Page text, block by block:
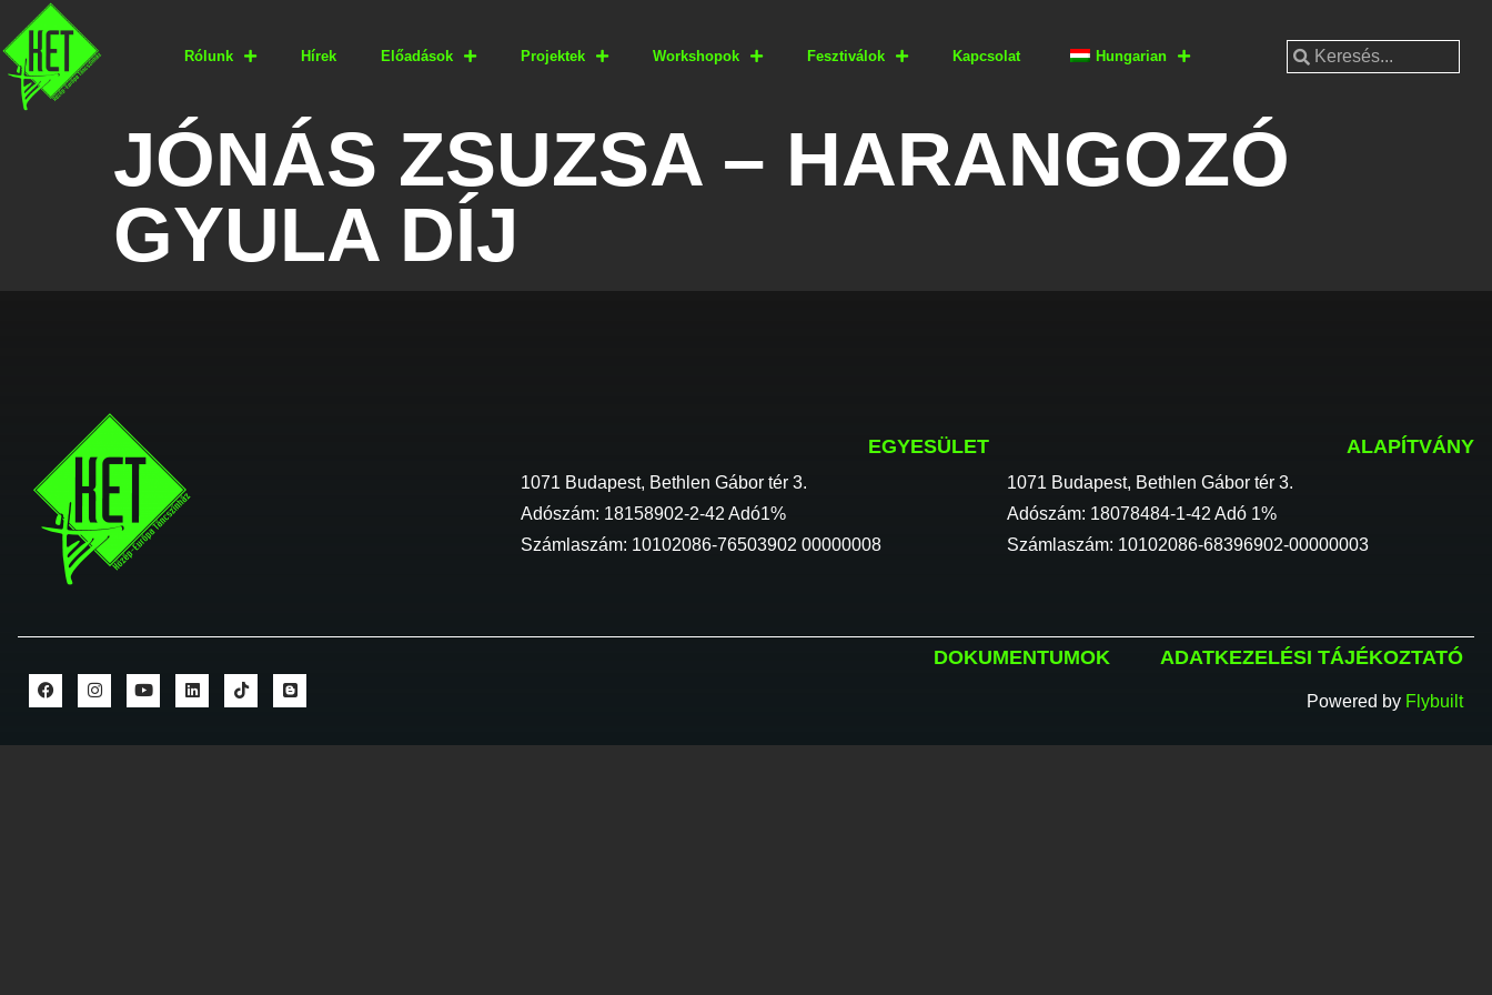
Rólunk Hírek Előadások Projektek Workshopok Fesztiválok Kapcsolat Hungarian
JÓNÁS ZSUZSA – HARANGOZÓ
GYULA DÍJ
EGYESÜLET
1071 Budapest, Bethlen Gábor tér 3.
Adószám: 18158902-2-42 Adó1%
Számlaszám: 10102086-76503902 00000008
ALAPÍTVÁNY
1071 Budapest, Bethlen Gábor tér 3.
Adószám: 18078484-1-42 Adó 1%
Számlaszám: 10102086-68396902-00000003
DOKUMENTUMOK ADATKEZELÉSI TÁJÉKOZTATÓ
Powered by Flybuilt